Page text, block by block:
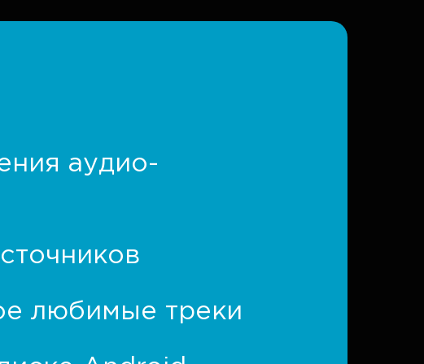
аудио-
любимые треки